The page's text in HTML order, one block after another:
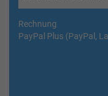
Rechnung
PayPal Plus (PayPal,